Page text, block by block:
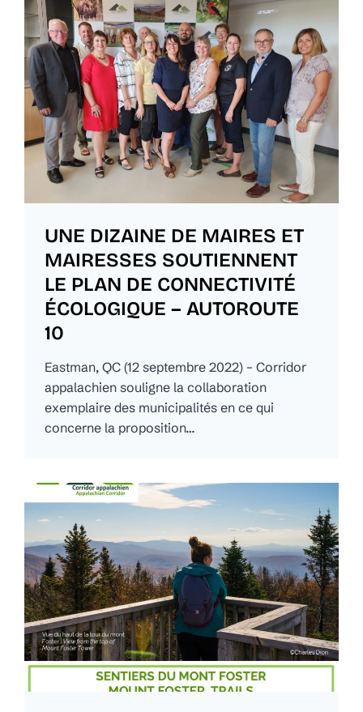
UNE DIZAINE DE MAIRES ET
MAIRESSES SOUTIENNENT
LE PLAN DE CONNECTIVITÉ
ÉCOLOGIQUE – AUTOROUTE
10
Eastman, QC (12 septembre 2022) – Corridor
appalachien souligne la collaboration
exemplaire des municipalités en ce qui
concerne la proposition…